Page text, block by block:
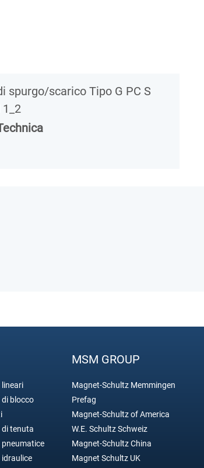
spurgo/scarico Tipo G PC S
1_2
blocco
tenuta
MSM GROUP
Magnet-Schultz Memmingen
Prefag
Magnet-Schultz of America
W.E. Schultz Schweiz
Magnet-Schultz China
Magnet Schultz UK